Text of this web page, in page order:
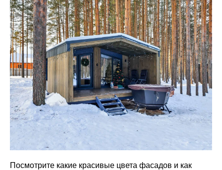
Посмотрите какие красивые цвета фасадов и как